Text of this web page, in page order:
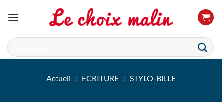
Recherche
pour :
Accueil / ECRITURE / STYLO-BILLE